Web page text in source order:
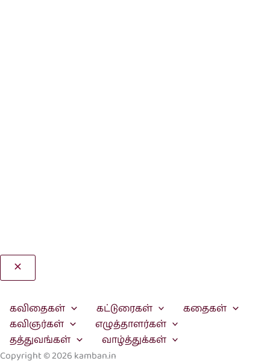
கவிதைகள் கட்டுரைகள்
கதைகள்
கவிஞர்கள்
எழுத்தாளர்கள்
தத்துவங்கள்
வாழ்த்துக்கள்
Copyright © 2026 kamban.in